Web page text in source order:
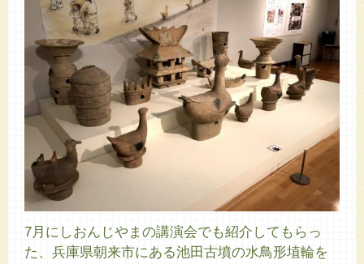
7月にしおんじやまの講演会でも紹介してもらっ
た、兵庫県朝来市にある池田古墳の水鳥形埴輪を